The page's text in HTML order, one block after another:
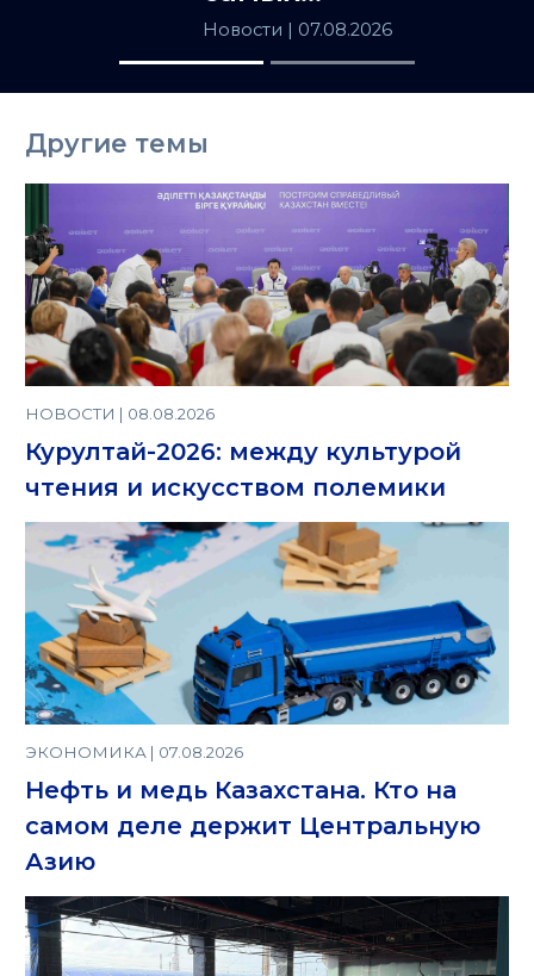
популярных
товаров в
Казахстане
Новости | 07.08.2026
Другие темы
НОВОСТИ | 08.08.2026
Курултай-2026: между культурой
чтения и искусством полемики
ЭКОНОМИКА | 07.08.2026
Нефть и медь Казахстана. Кто на
самом деле держит Центральную
Азию